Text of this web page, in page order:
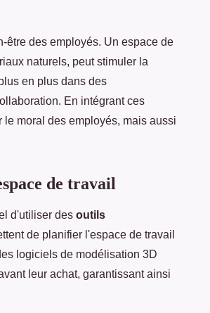
être des employés. Un espace de
naturels, peut stimuler la
en plus dans des
En intégrant ces
moral des employés, mais aussi
de travail
d'utiliser des outils
de planifier l'espace de travail
logiciels de modélisation 3D
leur achat, garantissant ainsi